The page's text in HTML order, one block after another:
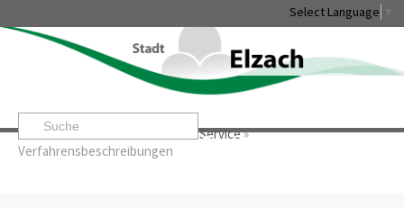
Select Language
Startseite» »Service»
Verfahrensbeschreibungen
Leben & Erleben Rathaus & Service